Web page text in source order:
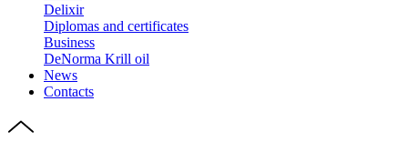
Delixir
Diplomas and certificates
Business
DeNorma Krill oil
News
Contacts